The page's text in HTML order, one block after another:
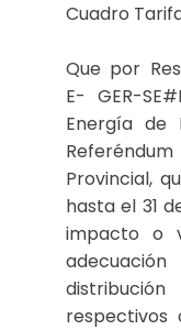
Cuadro
Que por
E- GER-
Energía de
Provincial,
hasta el 31
impacto o
respectivos